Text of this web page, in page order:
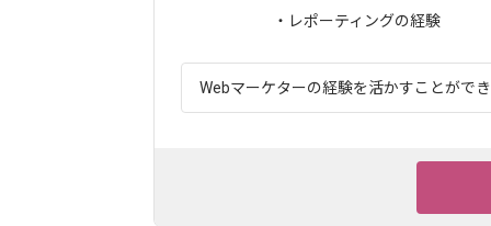
・レポーティングの経験
Webマーケターの経験を活かすことがで